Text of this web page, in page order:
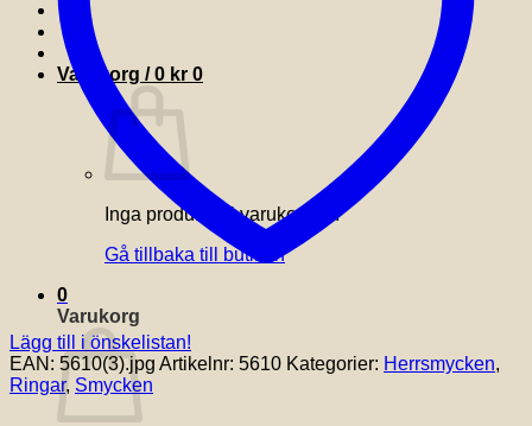
Varukorg /0 kr 0
Inga produkter i varukorgen.
Gå tillbaka till butiken
0
Varukorg
Lägg till i önskelistan!
EAN: 5610(3).jpg Artikelnr: 5610 Kategorier: Herrsmycken,
Ringar, Smycken